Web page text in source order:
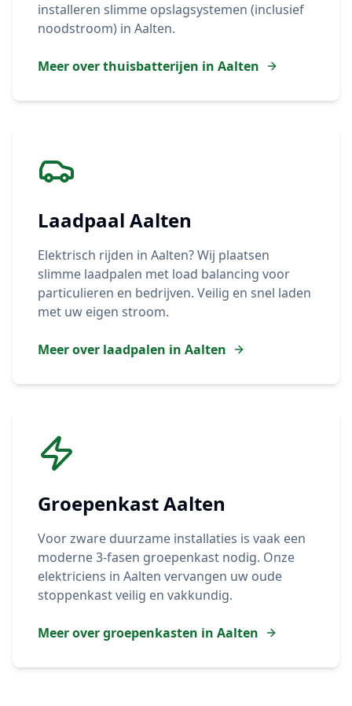
installeren slimme opslagsystemen (inclusief
noodstroom) in Aalten.
Meer over thuisbatterijen in Aalten
Laadpaal Aalten
Elektrisch rijden in Aalten? Wij plaatsen
slimme laadpalen met load balancing voor
particulieren en bedrijven. Veilig en snel laden
met uw eigen stroom.
Meer over laadpalen in Aalten
GroepenkastAalten
Voor zware duurzame installaties is vaak een
moderne 3-fasen groepenkast nodig. Onze
elektriciens in Aalten vervangen uw oude
stoppenkast veilig en vakkundig.
Meer over groepenkasten in Aalten